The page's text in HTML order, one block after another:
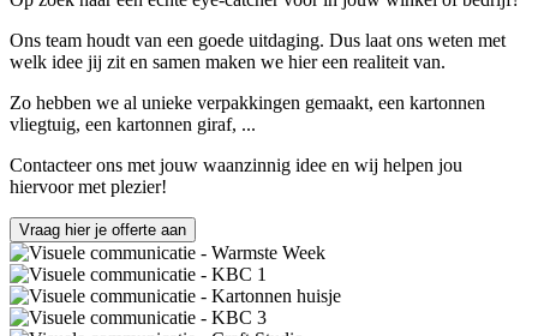
Ons team houdt van een goede uitdaging. Dus laat ons weten met
welk idee jij zit en samen maken we hier een realiteit van.
Zo hebben we al unieke verpakkingen gemaakt, een kartonnen
vliegtuig, een kartonnen giraf, ...
Contacteer ons met jouw waanzinnig idee en wij helpen jou
hiervoor met plezier!
Vraag hier je offerte aan